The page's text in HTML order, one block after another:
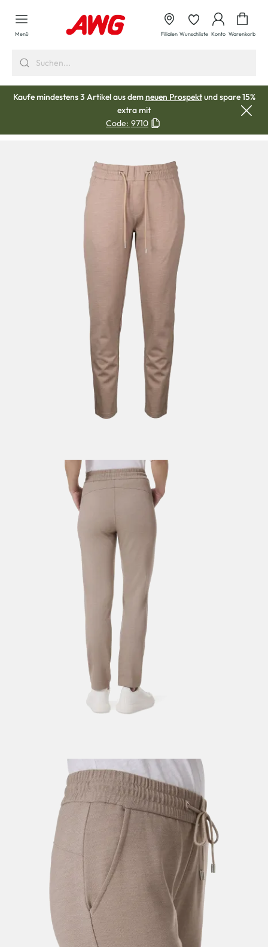
springen
Menü Filialen Wunschliste Konto Warenkorb
Kaufe mindestens 3 Artikel aus demneuen Prospektund spare 15%
extra mit
Code: 9710